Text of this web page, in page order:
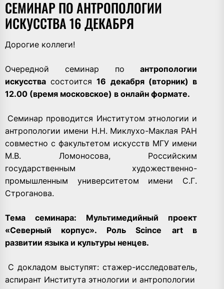
СЕМИНАР ПО АНТРОПОЛОГИИ
ИСКУССТВА 16 ДЕКАБРЯ
Дорогие коллеги!
Очередной семинар по антропологии
искусства состоится16 декабря (вторник) в
12.00 (время московское) в онлайн формате.
Семинар проводится Институтом этнологии и
антропологии имени Н.Н. Миклухо-Маклая РАН
совместно с факультетом искусств МГУ имени
М.В. Ломоносова, Российским
государственным художественно-
промышленным университетом имени С.Г.
Строганова.
Тема семинара:
Мультимедийный проект
«Северный корпус». РольScince artв
развитии языка и культуры ненцев.
С докладом выступят: стажер-исследователь,
аспирант Института этнологии и антропологии